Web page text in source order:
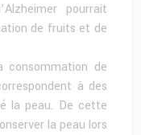
pourrait
de fruits et de
de
à des
la peau. De cette
la peau lors